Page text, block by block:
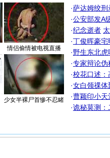
情侣偷情被电视直播
少女半裸尸首惨不忍睹
·萨达姆绞刑
·公安部发A
·纪念逝者
·丁俊晖豪
·野生东北
·专家辩论伪
·校花口述：
·女白领祼体
·曹颖印小天
·诡秘莫测：